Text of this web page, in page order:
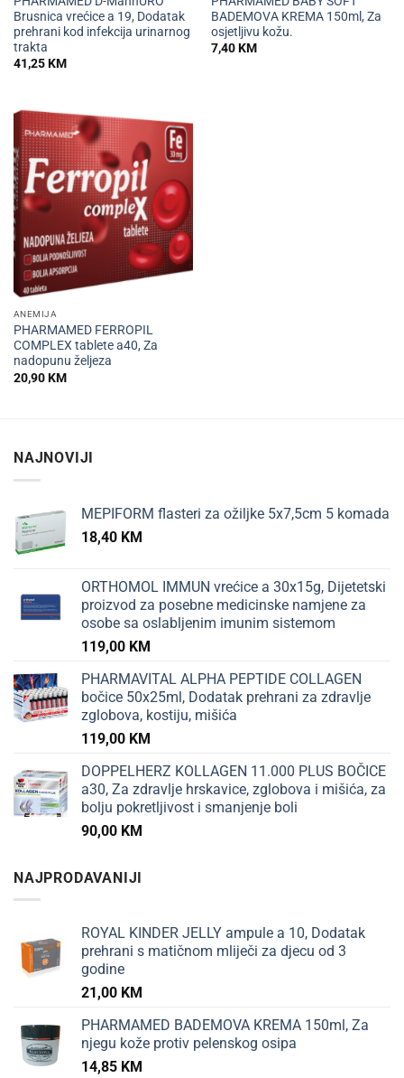
Brusnica vrećice a 19, Dodatak
prehrani kod infekcija urinarnog
trakta
41,25KM
BADEMOVA KREMA 150ml, Za
osjetljivu kožu.
7,40KM
ANEMIJA
PHARMAMED FERROPIL
COMPLEX tablete a40, Za
nadopunu željeza
20,90KM
NAJNOVIJI
MEPIFORM flasteri za ožiljke 5x7,5cm 5 komada
18,40 KM
ORTHOMOL IMMUN vrećice a 30x15g, Dijetetski
proizvod za posebne medicinske namjene za
osobe sa oslabljenim imunim sistemom
119,00 KM
PHARMAVITAL ALPHA PEPTIDE COLLAGEN
bočice 50x25ml, Dodatak prehrani za zdravlje
zglobova, kostiju, mišića
119,00 KM
DOPPELHERZ KOLLAGEN 11.000 PLUS BOČICE
a30, Za zdravlje hrskavice, zglobova i mišića, za
bolju pokretljivost i smanjenje boli
90,00 KM
NAJPRODAVANIJI
ROYAL KINDER JELLY ampule a 10, Dodatak
prehrani s matičnom mliječi za djecu od 3
godine
21,00 KM
PHARMAMED BADEMOVA KREMA 150ml, Za
njegu kože protiv pelenskog osipa
14,85 KM